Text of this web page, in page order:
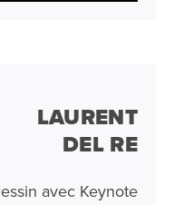
LAURENT
DEL RE
avec Keynote